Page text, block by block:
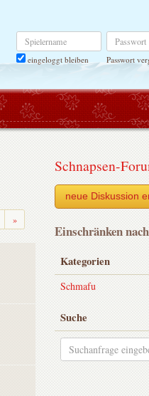
Spielername
eingeloggt bleiben
Passwort
Passwort
»Weiter
Schnapsen-
neue Diskussion
Einschränken
Kategorien
Schmafu
Suche